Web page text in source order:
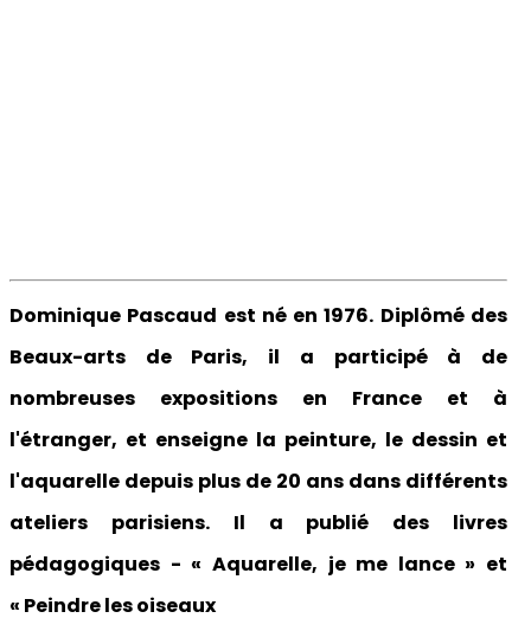
Dominique Pascaud est né en 1976. Diplômé des
Beaux-arts de Paris, il a participé à de
nombreuses expositions en France et à
l'étranger, et enseigne la peinture, le dessin et
l'aquarelle depuis plus de 20 ans dans différents
ateliers parisiens. Il a publié des livres
pédagogiques - « Aquarelle, je me lance » et
« Peindre les oiseaux